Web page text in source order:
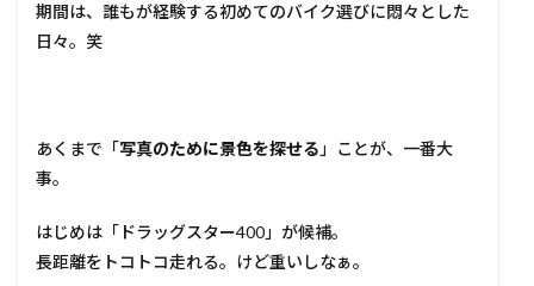
期間は、誰もが経験する初めてのバイク選びに悶々とした
日々。笑
あくまで「写真のために景色を探せる 」ことが、一番大
事。
はじめは「ドラッグスター400」が候補。
長距離をトコトコ走れる。けど重いしなぁ。